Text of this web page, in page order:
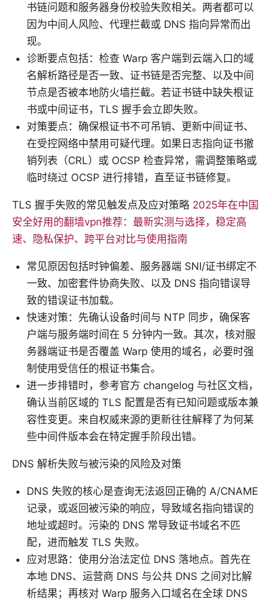
书链问题和服务器身份校验失败相关。两者都可以
因为中间人风险、代理拦截或 DNS 指向异常而出
现。
诊断要点包括：检查 Warp 客户端到云端入口的域
名解析路径是否一致、证书链是否完整、以及中间
节点是否被本地防火墙拦截。若证书链中缺失根证
书或中间证书，TLS 握手会立即失败。
对策要点：确保根证书不可吊销、更新中间证书、
在受控网络中禁用可疑代理。如果日志指向证书撤
销列表（CRL）或 OCSP 检查异常，需调整策略或
临时绕过 OCSP 进行排错，直至证书链修复。
TLS 握手失败的常见触发点及应对策略 2025年在中国
安全好用的翻墙vpn推荐：最新实测与选择，稳定高
速、隐私保护、跨平台对比与使用指南
常见原因包括时钟偏差、服务器端 SNI/证书绑定不
一致、加密套件协商失败、以及 DNS 指向错误导
致的错误证书加载。
快速对策：先确认设备时间与 NTP 同步，确保客
户端与服务端时间在 5 分钟内一致。其次，核对服
务器端证书是否覆盖 Warp 使用的域名，必要时强
制使用受信任的根证书集合。
进一步排错时，参考官方 changelog 与社区文档，
确认当前区域的 TLS 配置是否有已知问题或版本兼
容性变更。来自权威来源的更新往往解释了为何某
些中间件版本会在特定握手阶段出错。
DNS 解析失败与被污染的风险及对策
DNS 失败的核心是查询无法返回正确的 A/CNAME
记录，或返回被污染的响应，导致域名指向错误的
地址或超时。污染的 DNS 常导致证书域名不匹
配，进而触发 TLS 失败。
应对思路：使用分治法定位 DNS 落地点。首先在
本地 DNS、运营商 DNS 与公共 DNS 之间对比解
析结果；再核对 Warp 服务入口域名在全球 DNS